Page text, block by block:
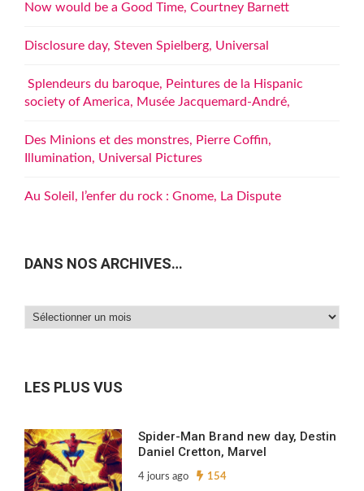
Now would be a Good Time, Courtney Barnett
Disclosure day, Steven Spielberg, Universal
Splendeurs du baroque, Peintures de la Hispanic
society of America, Musée Jacquemard-André,
Des Minions et des monstres, Pierre Coffin,
Illumination, Universal Pictures
Au Soleil, l’enfer du rock : Gnome, La Dispute
DANS NOS ARCHIVES…
Dans
LES PLUS VUS
Spider-Man Brand new day, Destin
Daniel Cretton, Marvel
4 jours ago 154